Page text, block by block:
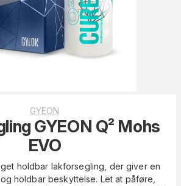
GYEON
GYEON Q² Mohs
EVO
holdbar lakforsegling, der giver en
holdbar beskyttelse. Let at påføre,